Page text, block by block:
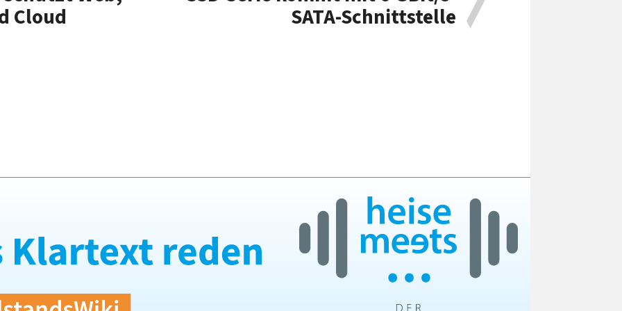
Cloud SATA-Schnittstelle